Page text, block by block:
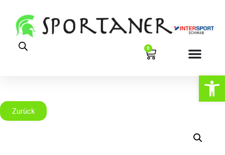
0
Zurück